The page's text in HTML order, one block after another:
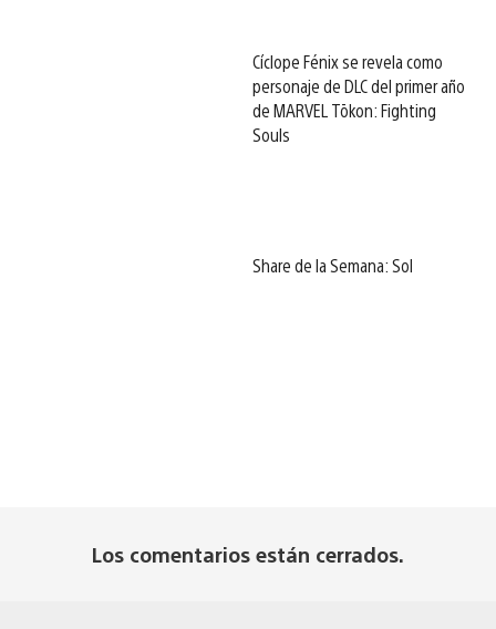
Cíclope Fénix se revela como
personaje de DLC del primer año
de MARVEL Tōkon: Fighting
Souls
Share de la Semana: Sol
Los comentarios están cerrados.